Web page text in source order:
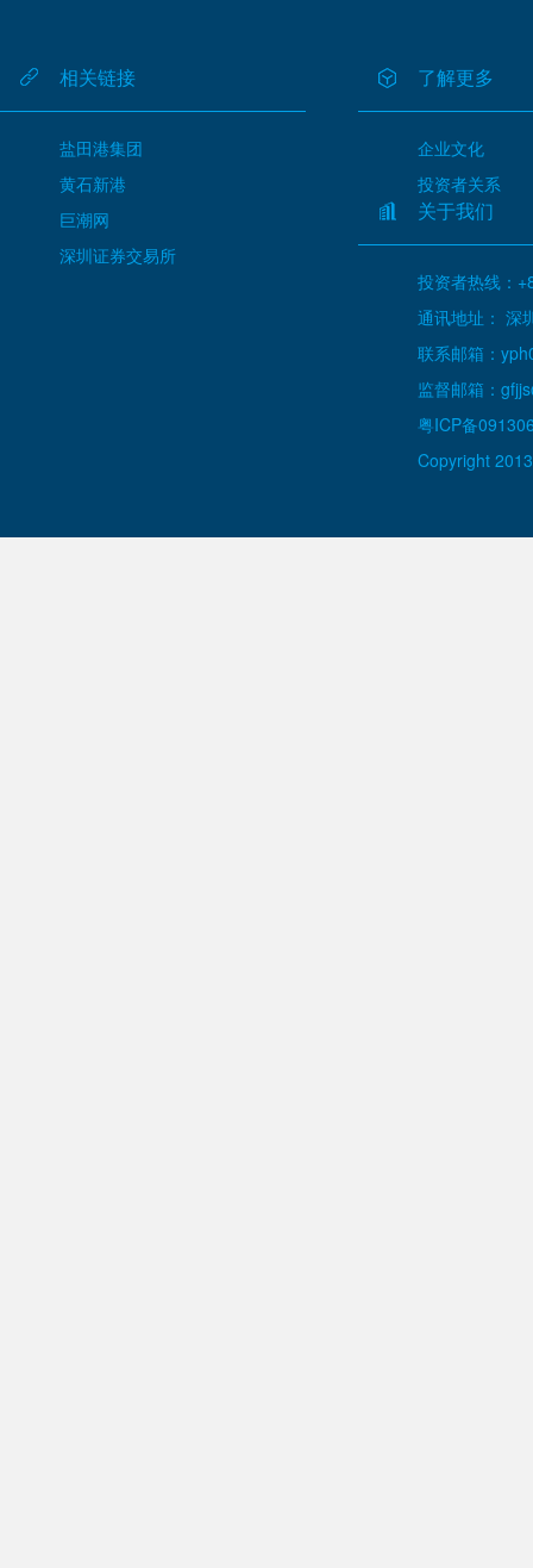
相关链接
盐田港集团
黄石新港
巨潮网
深圳证券交易所
了解更多
企业文化
投资者关系
关于我们
投资者热线：
通讯地址： 深
联系邮箱：
监督邮箱：
粤ICP备
Copyright